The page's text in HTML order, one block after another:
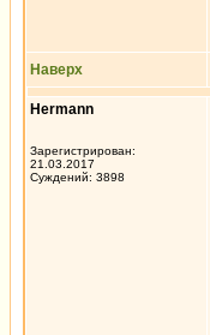
Наверх
Hermann
Зарегистрирован:
21.03.2017
Суждений: 3898